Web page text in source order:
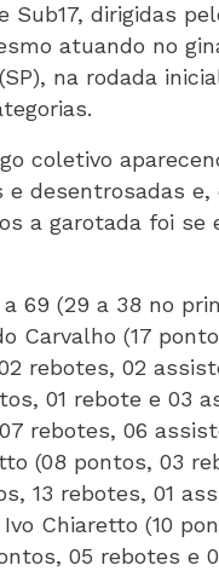
Sub17, dirigidas
atuando no
na rodada
coletivo
desentrosadas e,
a garotada foi se
69 (29 a 38 no
Carvalho (17
rebotes, 02
01 rebote e 03
rebotes, 06
(08 pontos, 03
13 rebotes, 01
Ivo Chiaretto (10
05 rebotes e